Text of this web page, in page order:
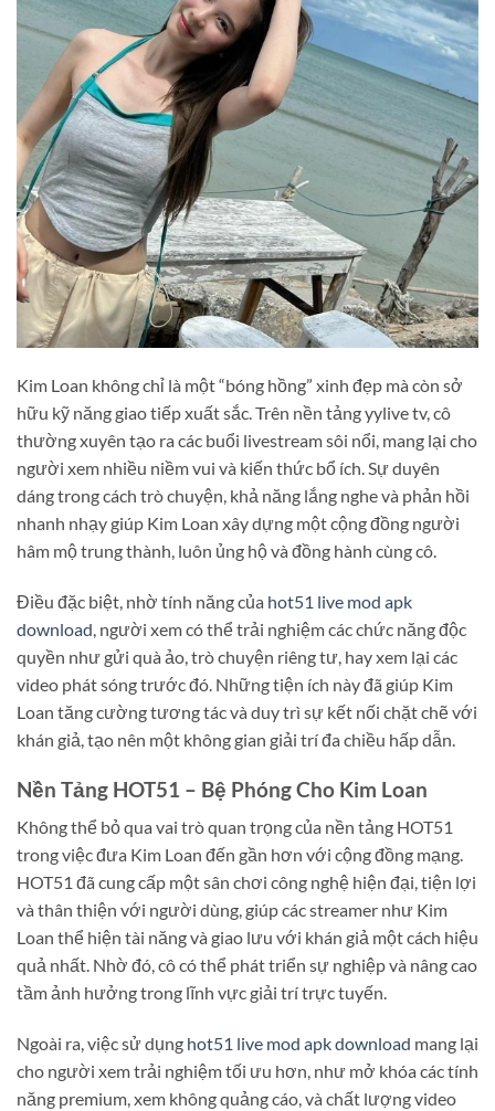
Kim Loan không chỉ là một “bóng hồng” xinh đẹp mà còn sở
hữu kỹ năng giao tiếp xuất sắc. Trên nền tảng yylive tv, cô
thường xuyên tạo ra các buổi livestream sôi nổi, mang lại cho
người xem nhiều niềm vui và kiến thức bổ ích. Sự duyên
dáng trong cách trò chuyện, khả năng lắng nghe và phản hồi
nhanh nhạy giúp Kim Loan xây dựng một cộng đồng người
hâm mộ trung thành, luôn ủng hộ và đồng hành cùng cô.
Điều đặc biệt, nhờ tính năng của hot51 live mod apk
download, người xem có thể trải nghiệm các chức năng độc
quyền như gửi quà ảo, trò chuyện riêng tư, hay xem lại các
video phát sóng trước đó. Những tiện ích này đã giúp Kim
Loan tăng cường tương tác và duy trì sự kết nối chặt chẽ với
khán giả, tạo nên một không gian giải trí đa chiều hấp dẫn.
Nền Tảng HOT51 – Bệ Phóng Cho Kim Loan
Không thể bỏ qua vai trò quan trọng của nền tảng HOT51
trong việc đưa Kim Loan đến gần hơn với cộng đồng mạng.
HOT51 đã cung cấp một sân chơi công nghệ hiện đại, tiện lợi
và thân thiện với người dùng, giúp các streamer như Kim
Loan thể hiện tài năng và giao lưu với khán giả một cách hiệu
quả nhất. Nhờ đó, cô có thể phát triển sự nghiệp và nâng cao
tầm ảnh hưởng trong lĩnh vực giải trí trực tuyến.
Ngoài ra, việc sử dụng hot51 live mod apk download mang lại
cho người xem trải nghiệm tối ưu hơn, như mở khóa các tính
năng premium, xem không quảng cáo, và chất lượng video